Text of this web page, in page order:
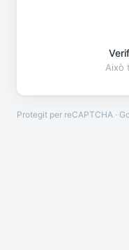
Això
Protegit per reCAPTCHA ·